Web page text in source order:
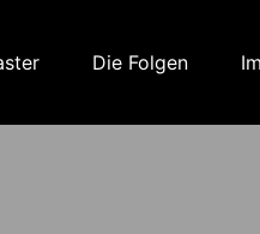
Die Folgen